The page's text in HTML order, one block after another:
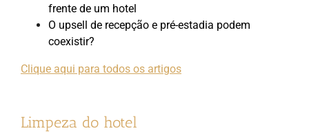
frente de um hotel
O upsell de recepção e pré-estadia podem
coexistir?
Clique aqui para todos os artigos
Limpeza do hotel